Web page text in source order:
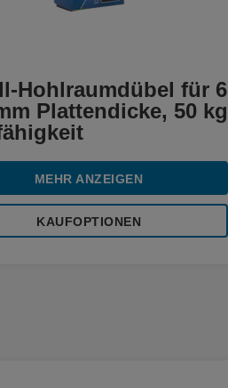
Hohlraumdübel für 6
Plattendicke, 50 kg
MEHR ANZEIGEN
KAUFOPTIONEN